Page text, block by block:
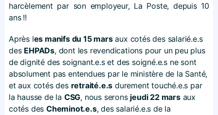
harcèlement par son employeur, La Poste, depuis 10
ans !!
Après les manifs du 15 marsaux cotés des salarié.e.s
des EHPADs, dont les revendications pour un peu plus
de dignité des soignant.e.s et des soigné.e.s ne sont
absolument pas entendues par le ministère de la Santé,
et aux cotés des retraité.e.s durement touché.e.s par
la hausse de la CSG, nous serons jeudi 22 marsaux
cotés desCheminot.e.s, des salarié.e.s de la